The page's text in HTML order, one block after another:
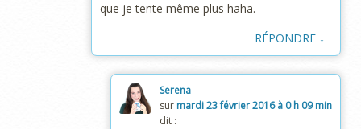
que je tente même plus haha.
RÉPONDRE ↓
Serena
sur mardi 23 février 2016 à 0 h 09 min
dit :